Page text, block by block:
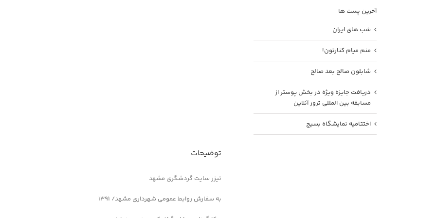
توضیحات
تیزر سایت گردشگری مشهد
به سفارش روابط عمومی شهرداری مشهد/ ۱۳۹۱
آخرین پست ها
شب های ایران
منم میام کنارتون!
شابلون صالح بعد صالح
دریافت جایزه ویژه در بخش پوستر از
مسابقه بین المللی ترور آنلاین
اختتامیه نمایشگاه بسیج